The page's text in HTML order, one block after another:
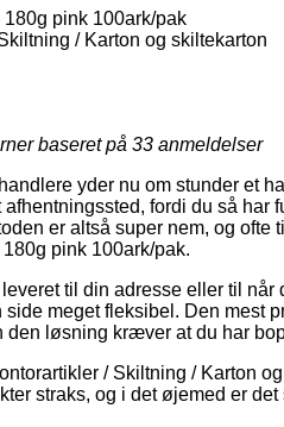
pink 100ark/pak
/ Karton og skiltekarton
baseret på 33 anmeldelser
yder nu om stunder et
fordi du så har
er altså super nem, og
pink 100ark/pak.
til din adresse eller til
side meget fleksibel. Den
den løsning kræver at du har
/ Skiltning / Karton
straks, og i det øjemed er